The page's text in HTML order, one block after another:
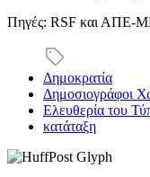
Πηγές: RSF και ΑΠΕ-
Δημοκρατία
Δημοσιογράφοι
Ελευθερία του
κατάταξη